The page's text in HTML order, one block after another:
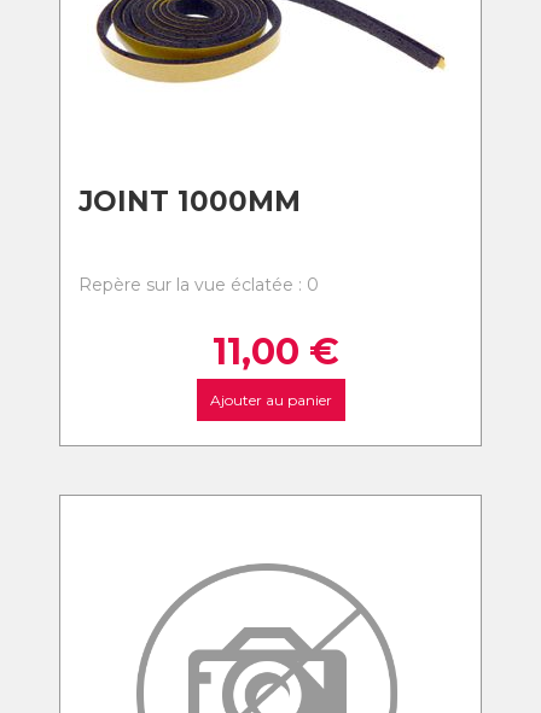
JOINT 1000MM
Repère sur la vue éclatée : 0
11,00 €
Ajouter au panier